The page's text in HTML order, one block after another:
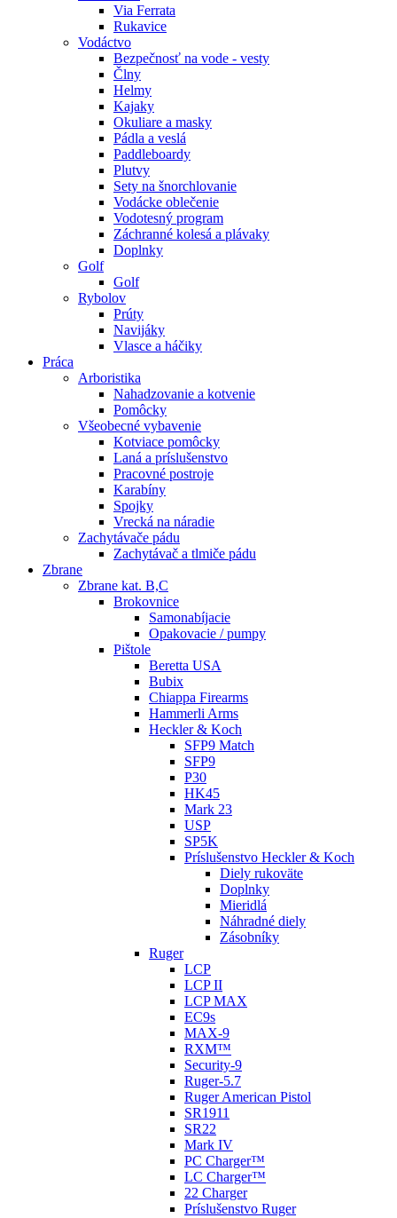
Via Ferrata
Rukavice
Vodáctvo
Bezpečnosť na vode - vesty
Člny
Helmy
Kajaky
Okuliare a masky
Pádla a veslá
Paddleboardy
Plutvy
Sety na šnorchlovanie
Vodácke oblečenie
Vodotesný program
Záchranné kolesá a plávaky
Doplnky
Golf
Golf
Rybolov
Prúty
Navijáky
Vlasce a háčiky
Práca
Arboristika
Nahadzovanie a kotvenie
Pomôcky
Všeobecné vybavenie
Kotviace pomôcky
Laná a príslušenstvo
Pracovné postroje
Karabíny
Spojky
Vrecká na náradie
Zachytávače pádu
Zachytávač a tlmiče pádu
Zbrane
Zbrane kat. B,C
Brokovnice
Samonabíjacie
Opakovacie / pumpy
Pištole
Beretta USA
Bubix
Chiappa Firearms
Hammerli Arms
Heckler & Koch
SFP9 Match
SFP9
P30
HK45
Mark 23
USP
SP5K
Príslušenstvo Heckler & Koch
Diely rukoväte
Doplnky
Mieridlá
Náhradné diely
Zásobníky
Ruger
LCP
LCP II
LCP MAX
EC9s
MAX-9
RXM™
Security-9
Ruger-5.7
Ruger American Pistol
SR1911
SR22
Mark IV
PC Charger™
LC Charger™
22 Charger
Príslušenstvo Ruger